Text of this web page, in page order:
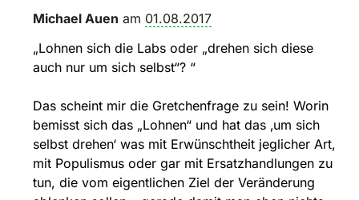
Michael Auen am 01.08.2017
„Lohnen sich die Labs oder „drehen sich diese
auch nur um sich selbst“? “
Das scheint mir die Gretchenfrage zu sein! Worin
bemisst sich das „Lohnen“ und hat das ‚um sich
selbst drehen‘ was mit Erwünschtheit jeglicher Art,
mit Populismus oder gar mit Ersatzhandlungen zu
tun, die vom eigentlichen Ziel der Veränderung